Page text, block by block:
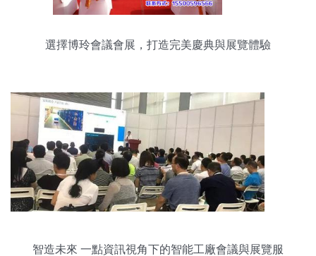
選擇博玲會議會展，打造完美慶典與展覽體驗
智造未來 一點資訊視角下的智能工廠會議與展覽服